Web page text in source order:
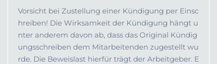
Vorsicht bei Zustellung einer Kündigung per Einsc
hreiben! Die Wirksamkeit der Kündigung hängt u
nter anderem davon ab, dass das Original Kündig
ungsschreiben dem Mitarbeitenden zugestellt wu
rde. Die Beweislast hierfür trägt der Arbeitgeber. E